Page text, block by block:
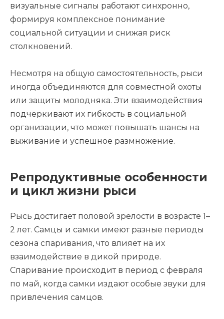
визуальные сигналы работают синхронно,
формируя комплексное понимание
социальной ситуации и снижая риск
столкновений.
Несмотря на общую самостоятельность, рыси
иногда объединяются для совместной охоты
или защиты молодняка. Эти взаимодействия
подчеркивают их гибкость в социальной
организации, что может повышать шансы на
выживание и успешное размножение.
Репродуктивные особенности
и цикл жизни рыси
Рысь достигает половой зрелости в возрасте 1–
2 лет. Самцы и самки имеют разные периоды
сезона спаривания, что влияет на их
взаимодействие в дикой природе.
Спаривание происходит в период с февраля
по май, когда самки издают особые звуки для
привлечения самцов.